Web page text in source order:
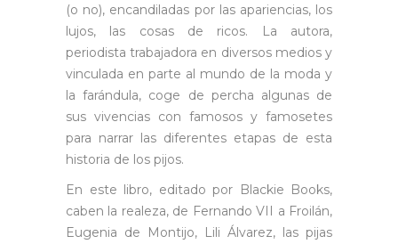
(o no), encandiladas por las apariencias, los
lujos, las cosas de ricos. La autora,
periodista trabajadora en diversos medios y
vinculada en parte al mundo de la moda y
la farándula, coge de percha algunas de
sus vivencias con famosos y famosetes
para narrar las diferentes etapas de esta
historia de los pijos.
En este libro, editado por Blackie Books,
caben la realeza, de Fernando VII a Froilán,
Eugenia de Montijo, Lili Álvarez, las pijas